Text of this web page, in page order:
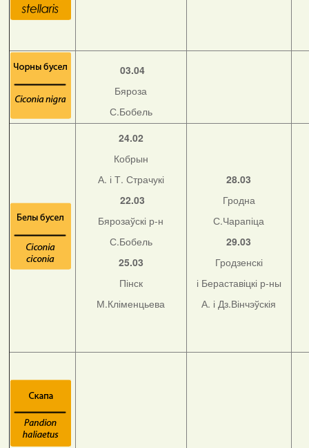
03.04
Бяроза
С.Бобель
24.02
Кобрын
А. і Т. Страчукі
22.03
Бярозаўскі р-н
С.Бобель
25.03
Пінск
М.Кліменцьева
28.03
Гродна
С.Чарапіца
29.03
Гродзенскі
і Бераставіцкі р-ны
А. і Дз.Вінчэўскія